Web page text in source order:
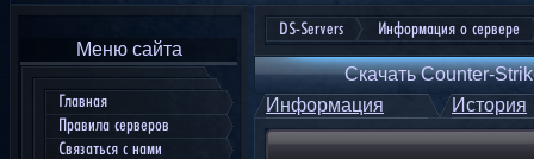
Меню сайта
Главная
Правила серверов
Связаться с нами
DS-Servers Информация о сервере
Скачать Counter-
Информация
История